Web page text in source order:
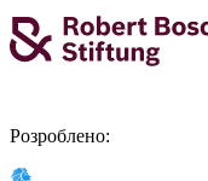
Розроблено: